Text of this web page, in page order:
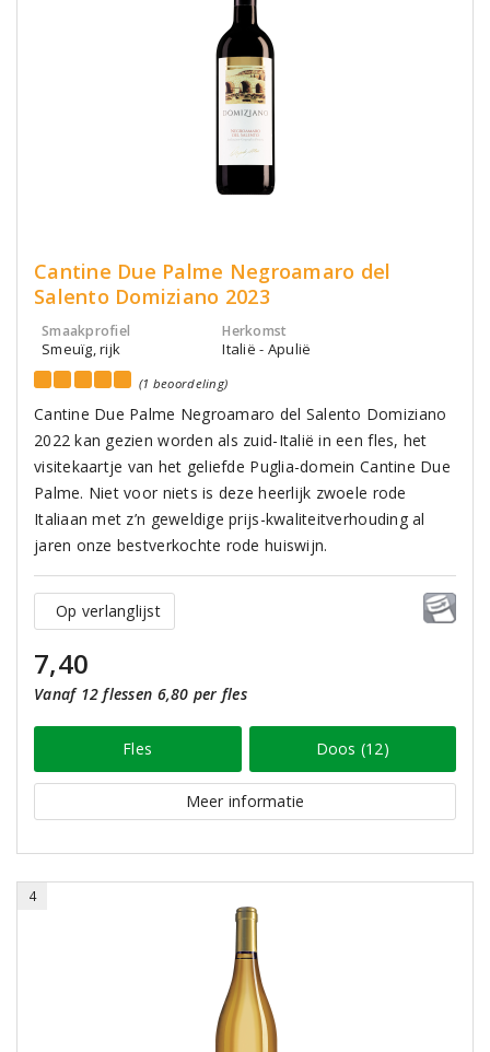
Cantine Due Palme Negroamaro del
Salento Domiziano 2023
Smaakprofiel
Smeuïg, rijk
Herkomst
Italië - Apulië
(1 beoordeling)
Cantine Due Palme Negroamaro del Salento Domiziano
2022 kan gezien worden als zuid-Italië in een fles, het
visitekaartje van het geliefde Puglia-domein Cantine Due
Palme. Niet voor niets is deze heerlijk zwoele rode
Italiaan met z’n geweldige prijs-kwaliteitverhouding al
jaren onze bestverkochte rode huiswijn.
Op verlanglijst
7,40
Vanaf 12 flessen 6,80 per fles
Fles Doos (12)
Meer informatie
4